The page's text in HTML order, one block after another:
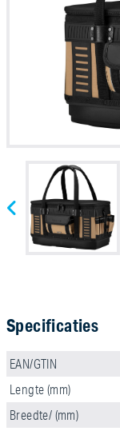
Specificaties
EAN/GTIN
Lengte (mm)
Breedte/ (mm)